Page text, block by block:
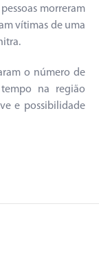
morreram
vítimas de uma
o número de
na região
e possibilidade